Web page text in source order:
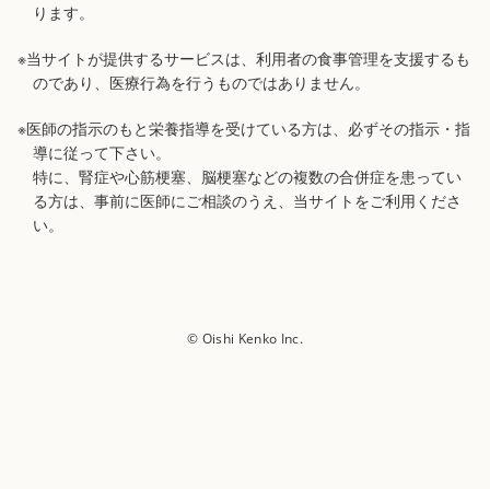
ります。
※当サイトが提供するサービスは、利用者の食事管理を支援するも
のであり、医療行為を行うものではありません。
※医師の指示のもと栄養指導を受けている方は、必ずその指示・指
導に従って下さい。
特に、腎症や心筋梗塞、脳梗塞などの複数の合併症を患ってい
る方は、事前に医師にご相談のうえ、当サイトをご利用くださ
い。
© Oishi Kenko Inc.